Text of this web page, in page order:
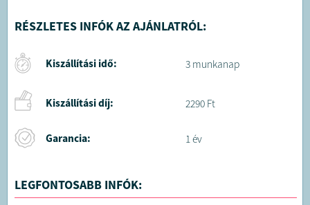
RÉSZLETES INFÓK AZ AJÁNLATRÓL:
Kiszállítási idő: 3 munkanap
Kiszállítási díj: 2290 Ft
Garancia: 1 év
LEGFONTOSABB INFÓK: